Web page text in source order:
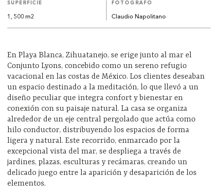
SUPERFICIE
1, 500 m2
FOTÓGRAFO
Claudio Napolitano
En Playa Blanca, Zihuatanejo, se erige junto al mar el
Conjunto Lyons, concebido como un sereno refugio
vacacional en las costas de México. Los clientes deseaban
un espacio destinado a la meditación, lo que llevó a un
diseño peculiar que integra confort y bienestar en
conexión con su paisaje natural. La casa se organiza
alrededor de un eje central pergolado que actúa como
hilo conductor, distribuyendo los espacios de forma
ligera y natural. Este recorrido, enmarcado por la
excepcional vista del mar, se despliega a través de
jardines, plazas, esculturas y recámaras, creando un
delicado juego entre la aparición y desaparición de los
elementos.